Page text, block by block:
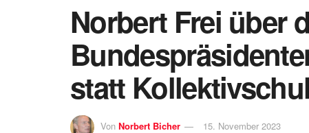
Norbert Frei über
statt
Von Norbert Bicher 15. November 2023